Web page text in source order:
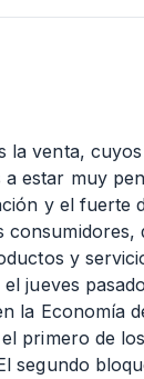
la venta,
estar muy
y el fuerte
y
jueves
la Economía
primero de
segundo